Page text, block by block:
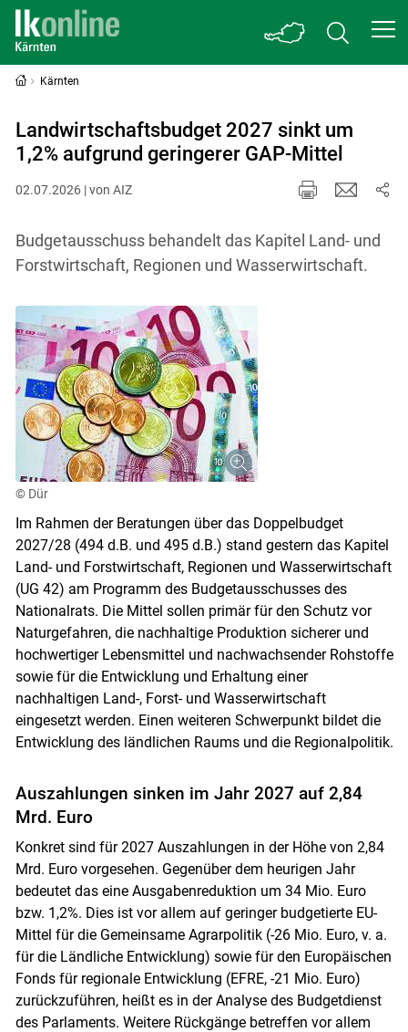
Kärnten
Landwirtschaftsbudget 2027 sinkt um
1,2% aufgrund geringerer GAP-Mittel
02.07.2026 | von AIZ
Budgetausschuss behandelt das Kapitel Land- und
Forstwirtschaft, Regionen und Wasserwirtschaft.
© Dür
Im Rahmen der Beratungen über das Doppelbudget
2027/28 (494 d.B. und 495 d.B.) stand gestern das Kapitel
Land- und Forstwirtschaft, Regionen und Wasserwirtschaft
(UG 42) am Programm des Budgetausschusses des
Nationalrats. Die Mittel sollen primär für den Schutz vor
Naturgefahren, die nachhaltige Produktion sicherer und
hochwertiger Lebensmittel und nachwachsender Rohstoffe
sowie für die Entwicklung und Erhaltung einer
nachhaltigen Land-, Forst- und Wasserwirtschaft
eingesetzt werden. Einen weiteren Schwerpunkt bildet die
Entwicklung des ländlichen Raums und die Regionalpolitik.
Auszahlungen sinken im Jahr 2027 auf 2,84
Mrd. Euro
Konkret sind für 2027 Auszahlungen in der Höhe von 2,84
Mrd. Euro vorgesehen. Gegenüber dem heurigen Jahr
bedeutet das eine Ausgabenreduktion um 34 Mio. Euro
bzw. 1,2%. Dies ist vor allem auf geringer budgetierte EU-
Mittel für die Gemeinsame Agrarpolitik (-26 Mio. Euro, v. a.
für die Ländliche Entwicklung) sowie für den Europäischen
Fonds für regionale Entwicklung (EFRE, -21 Mio. Euro)
zurückzuführen, heißt es in der Analyse des Budgetdienst
des Parlaments. Weitere Rückgänge betreffen vor allem